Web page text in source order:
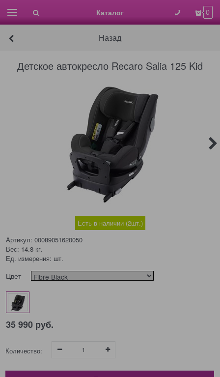
Каталог 0
Назад
Детское автокресло Recaro Salia 125 Kid
Есть в наличии (2шт.)
Артикул: 00089051620050
Вес: 14.8 кг.
Ед. измерения: шт.
Цвет
35 990 руб.
Количество: